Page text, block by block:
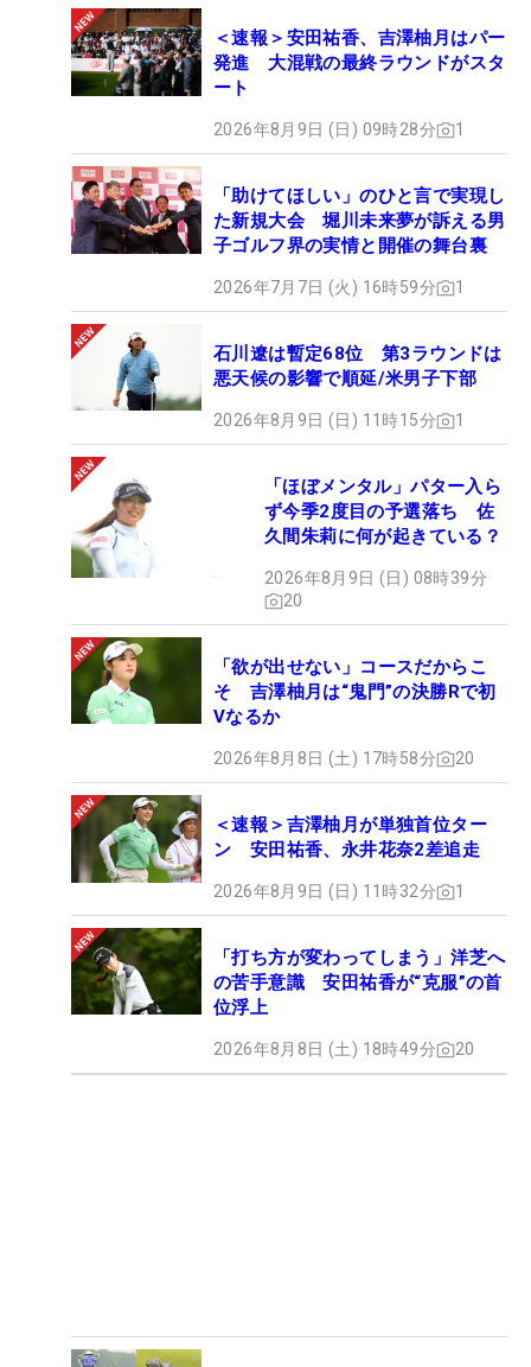
＜速報＞安田祐香、吉澤柚月はパー
発進 大混戦の最終ラウンドがスタ
ート
2026年8月9日 (日) 09時28分 1
「助けてほしい」のひと言で実現し
た新規大会 堀川未来夢が訴える男
子ゴルフ界の実情と開催の舞台裏
2026年7月7日 (火) 16時59分 1
石川遼は暫定68位 第3ラウンドは
悪天候の影響で順延/米男子下部
2026年8月9日 (日) 11時15分 1
「ほぼメンタル」パター入ら
ず今季2度目の予選落ち 佐
久間朱莉に何が起きている？
2026年8月9日 (日) 08時39分
20
「欲が出せない」コースだからこ
そ 吉澤柚月は“鬼門”の決勝Rで初
Vなるか
2026年8月8日 (土) 17時58分 20
＜速報＞吉澤柚月が単独首位ター
ン 安田祐香、永井花奈2差追走
2026年8月9日 (日) 11時32分 1
「打ち方が変わってしまう」洋芝へ
の苦手意識 安田祐香が“克服”の首
位浮上
2026年8月8日 (土) 18時49分 20